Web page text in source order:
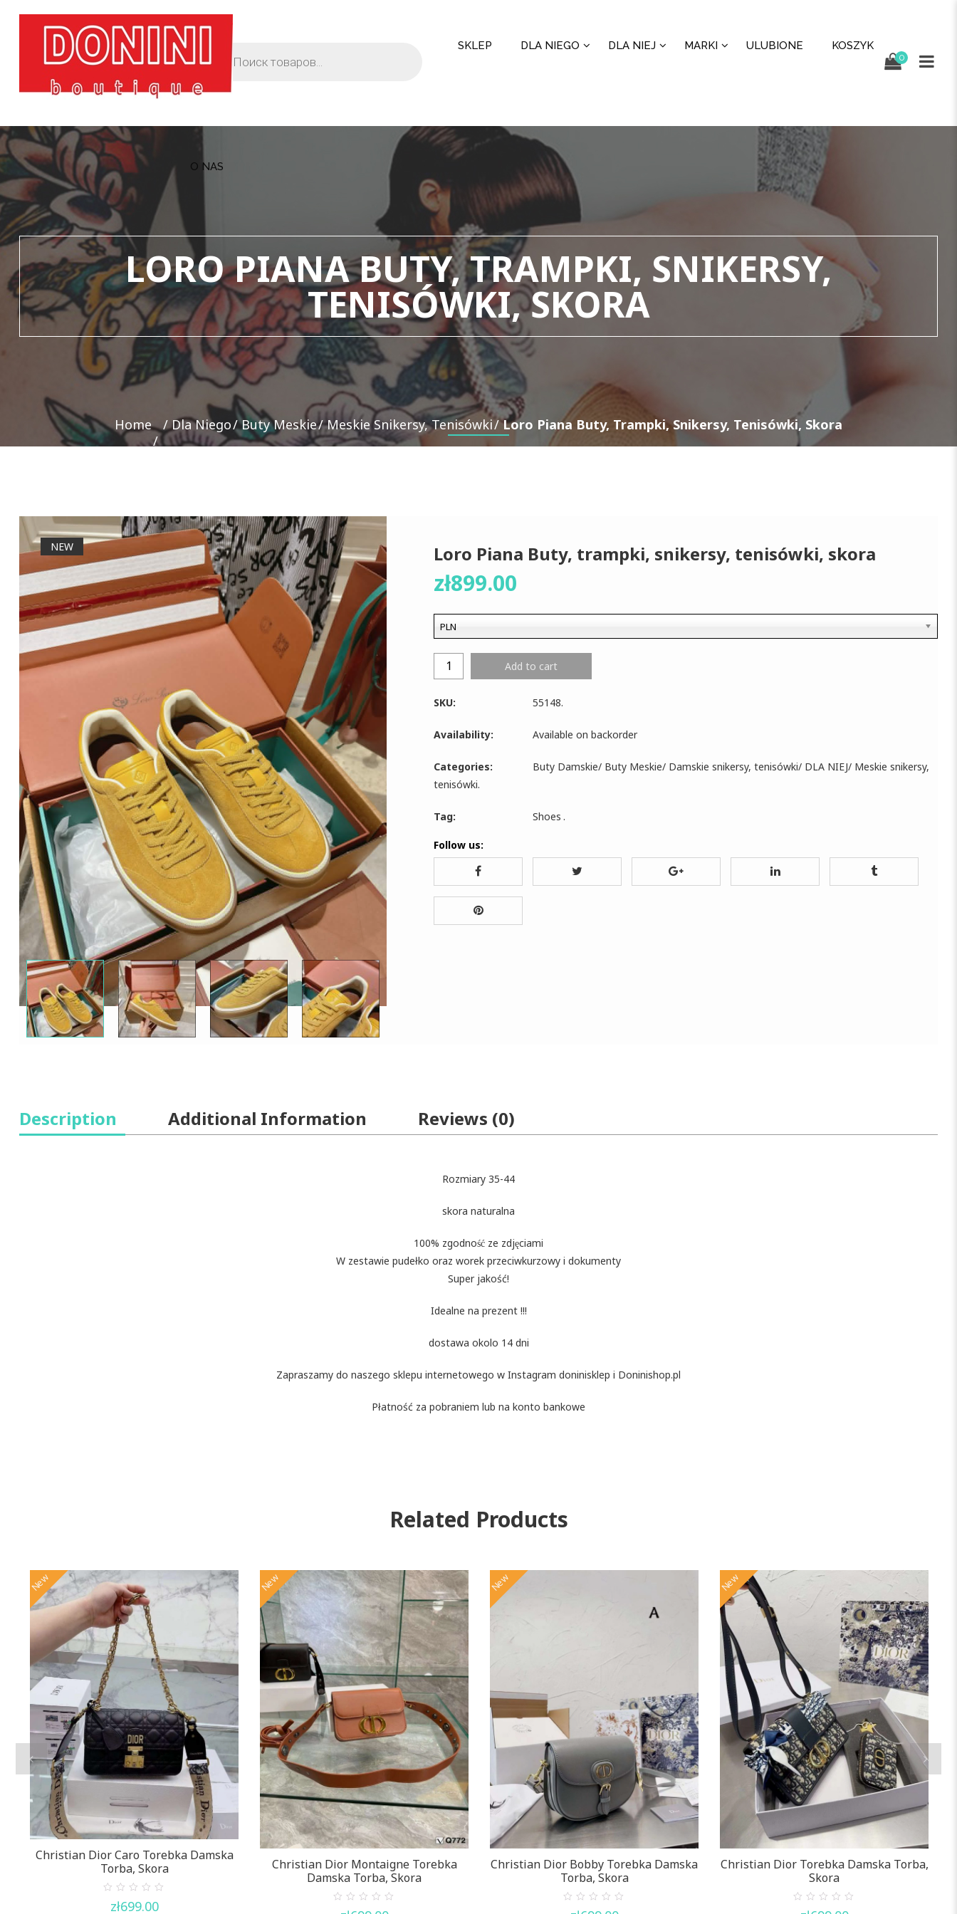
SKLEP DLA NIEGO DLA NIEJ MARKI ULUBIONE KOSZYK
O NAS
0
LORO PIANA BUTY, TRAMPKI, SNIKERSY,
TENISÓWKI, SKORA
Home Dla Niego Buty Meskie Meskie Snikersy, Tenisówki Loro Piana Buty, Trampki, Snikersy, Tenisówki, Skora
NEW Loro Piana Buty, trampki, snikersy, tenisówki, skora
zł899.00
PLN
Add to cart
SKU: 55148.
Availability: Available on backorder
Categories: Buty Damskie/ Buty Meskie/ Damskie snikersy, tenisówki/ DLA NIEJ/ Meskie snikersy,
tenisówki.
Tag: Shoes .
Follow us:
Description Additional Information Reviews (0)
Rozmiary 35-44
skora naturalna
100% zgodność ze zdjęciami
W zestawie pudełko oraz worek przeciwkurzowy i dokumenty
Super jakość!
Idealne na prezent !!!
dostawa okolo 14 dni
Zapraszamy do naszego sklepu internetowego w Instagram doninisklep i Doninishop.pl
Płatność za pobraniem lub na konto bankowe
Related Products
New
Christian Dior Caro Torebka Damska
Torba, Skora
out
zł699.00
New
Christian Dior Montaigne Torebka
Damska Torba, Skora
New
Christian Dior Bobby Torebka Damska
Torba, Skora
New
Christian Dior Torebka Damska Torba,
Skora